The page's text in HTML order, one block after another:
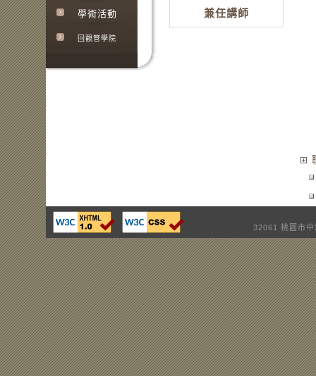
學術活動
回觀管學院
兼任講師
32061 桃園市